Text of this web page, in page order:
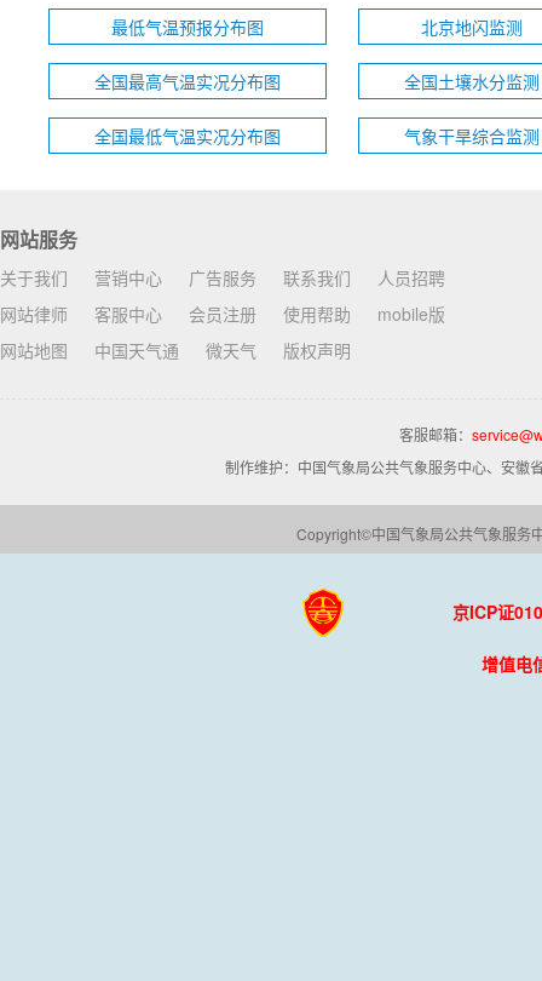
最低气温预报分布图
全国最高气温实况分布图
全国最低气温实况分布图
北京地闪监测
全国土壤水分监测
气象干旱综合监测
网站服务
关于我们 营销中心 广告服务 联系我们
人员招聘
网站律师
客服中心 会员注册 使用帮助
mobile版
网站地图
中国天气通 微天气 版权声明
客服邮箱：
制作维护：中国气象局公共气象服务中心、安
京ICP证
增值电
Copyright©中国气象局公共气象服务